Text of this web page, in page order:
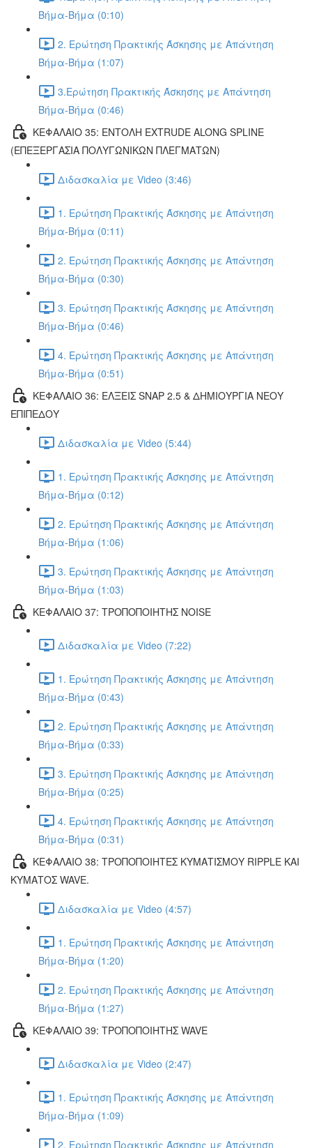
Βήμα-Βήμα (0:10)
2. Ερώτηση Πρακτικής Άσκησης με Απάντηση
Βήμα-Βήμα (1:07)
3.Ερώτηση Πρακτικής Άσκησης με Απάντηση
Βήμα-Βήμα (0:46)
ΚΕΦΑΛΑΙΟ 35: ΕΝΤΟΛΗ EXTRUDE ALONG SPLINE
(ΕΠΕΞΕΡΓΑΣΙΑ ΠΟΛΥΓΩΝΙΚΩΝ ΠΛΕΓΜΑΤΩΝ)
Διδασκαλία με Video (3:46)
1. Ερώτηση Πρακτικής Άσκησης με Απάντηση
Βήμα-Βήμα (0:11)
2. Ερώτηση Πρακτικής Άσκησης με Απάντηση
Βήμα-Βήμα (0:30)
3. Ερώτηση Πρακτικής Άσκησης με Απάντηση
Βήμα-Βήμα (0:46)
4. Ερώτηση Πρακτικής Άσκησης με Απάντηση
Βήμα-Βήμα (0:51)
ΚΕΦΑΛΑΙΟ 36: ΕΛΞΕΙΣ SNAP 2.5 & ΔΗΜΙΟΥΡΓΙΑ ΝΕΟΥ
ΕΠΙΠΕΔΟΥ
Διδασκαλία με Video (5:44)
1. Ερώτηση Πρακτικής Άσκησης με Απάντηση
Βήμα-Βήμα (0:12)
2. Ερώτηση Πρακτικής Άσκησης με Απάντηση
Βήμα-Βήμα (1:06)
3. Ερώτηση Πρακτικής Άσκησης με Απάντηση
Βήμα-Βήμα (1:03)
ΚΕΦΑΛΑΙΟ 37: ΤΡΟΠΟΠΟΙΗΤΗΣ NOISE
Διδασκαλία με Video (7:22)
1. Ερώτηση Πρακτικής Άσκησης με Απάντηση
Βήμα-Βήμα (0:43)
2. Ερώτηση Πρακτικής Άσκησης με Απάντηση
Βήμα-Βήμα (0:33)
3. Ερώτηση Πρακτικής Άσκησης με Απάντηση
Βήμα-Βήμα (0:25)
4. Ερώτηση Πρακτικής Άσκησης με Απάντηση
Βήμα-Βήμα (0:31)
ΚΕΦΑΛΑΙΟ 38: ΤΡΟΠΟΠΟΙΗΤΕΣ ΚΥΜΑΤΙΣΜΟΥ RIPPLE ΚΑΙ
ΚΥΜΑΤΟΣ WAVE.
Διδασκαλία με Video (4:57)
1. Ερώτηση Πρακτικής Άσκησης με Απάντηση
Βήμα-Βήμα (1:20)
2. Ερώτηση Πρακτικής Άσκησης με Απάντηση
Βήμα-Βήμα (1:27)
ΚΕΦΑΛΑΙΟ 39: ΤΡΟΠΟΠΟΙΗΤΗΣ WAVE
Διδασκαλία με Video (2:47)
1. Ερώτηση Πρακτικής Άσκησης με Απάντηση
Βήμα-Βήμα (1:09)
2. Ερώτηση Πρακτικής Άσκησης με Απάντηση